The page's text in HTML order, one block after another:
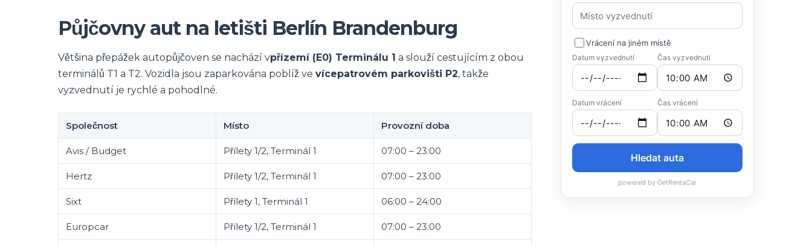
Půjčovny aut na letišti Berlín Brandenburg
Většina přepážek autopůjčoven se nachází vpřízemí (E0) Terminálu 1 a slouží cestujícím z obou
terminálů T1 a T2. Vozidla jsou zaparkována poblíž ve vícepatrovém parkovišti P2, takže
vyzvednutí je rychlé a pohodlné.
Společnost Místo Provozní doba
Avis / Budget Přílety 1/2, Terminál 1 07:00 – 23:00
Hertz Přílety 1/2, Terminál 1 07:00 – 23:00
Sixt Přílety 1, Terminál 1 06:00 – 24:00
Europcar Přílety 1/2, Terminál 1 07:00 – 23:00